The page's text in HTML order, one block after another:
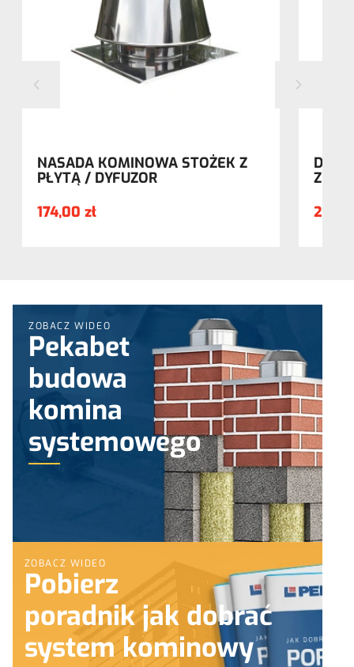
NASADA KOMINOWA STOŻEK Z
PŁYTĄ / DYFUZOR
174,00 zł
Z
ZOBACZ WIDEO
Pekabet
budowa
komina
systemowego
ZOBACZ WIDEO
Pobierz
poradnik jak dobrać
system kominowy